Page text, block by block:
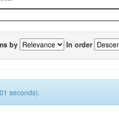
by In order
seconds).